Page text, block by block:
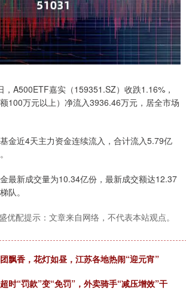
A500ETF嘉实（159351.SZ）收跌1.16%，
100万元以上）净流入3936.46万元，居全市场
近4天主力资金连续流入，合计流入5.79亿
新成交量为10.34亿份，最新成交额达12.37
队。
优配提示：文章来自网络，不代表本站观点。
飘香，花灯如昼，江苏各地热闹“迎元宵”
时“罚款”变“免罚”，外卖骑手“减压增效”干